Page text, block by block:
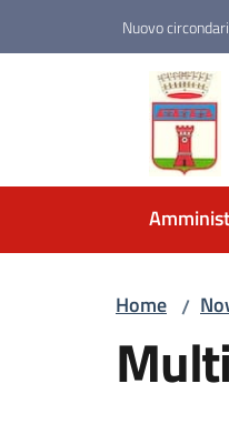
Nuovo
Home /